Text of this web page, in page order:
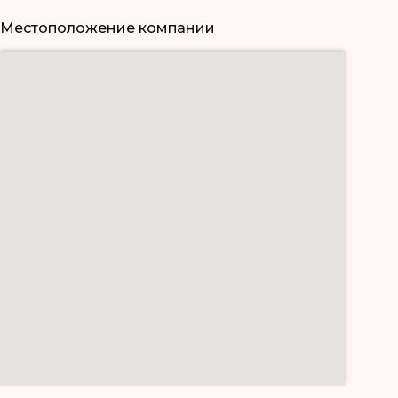
Местоположение компании